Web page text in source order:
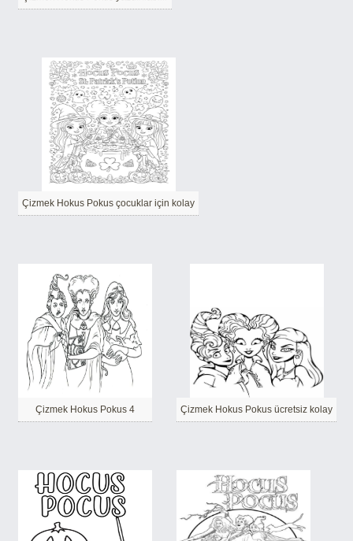
Çizmek Hokus Pokus çocuklar için kolay
Çizmek Hokus Pokus 4 Çizmek Hokus Pokus ücretsiz kolay